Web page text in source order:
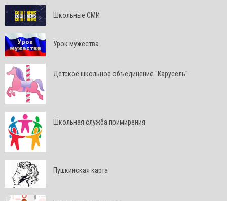
Школьные СМИ
Урок мужества
Детское школьное объединение "Карусель"
Школьная служба примирения
Пушкинская карта